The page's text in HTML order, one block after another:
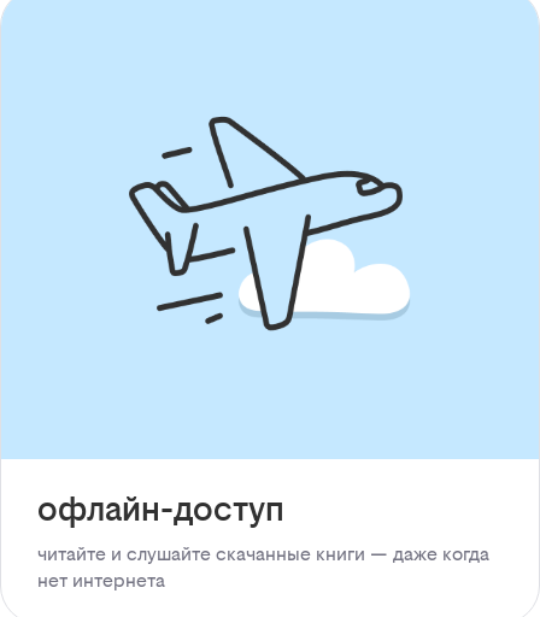
офлайн-доступ
читайте и слушайте скачанные книги — даже когда
нет интернета